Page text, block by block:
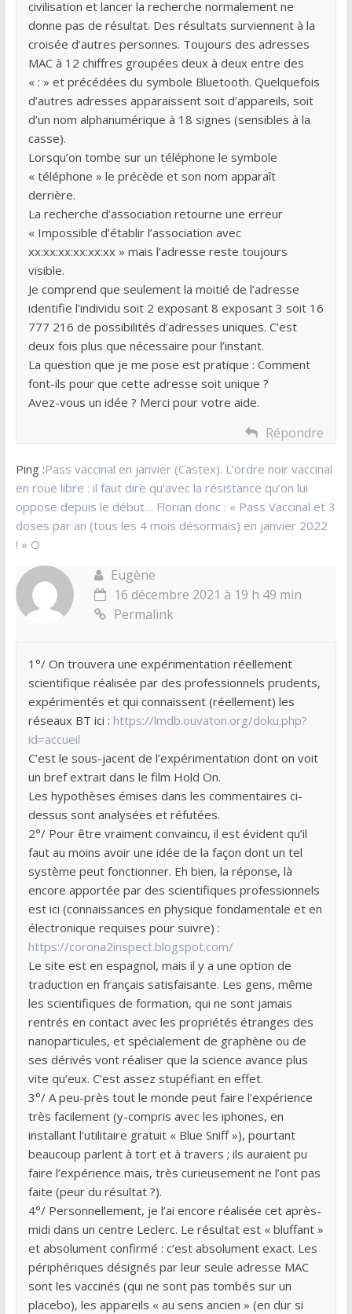
civilisation et lancer la recherche normalement ne
donne pas de résultat. Des résultats surviennent à la
croisée d’autres personnes. Toujours des adresses
MAC à 12 chiffres groupées deux à deux entre des
« : » et précédées du symbole Bluetooth. Quelquefois
d’autres adresses apparaissent soit d’appareils, soit
d’un nom alphanumérique à 18 signes (sensibles à la
casse).
Lorsqu’on tombe sur un téléphone le symbole
« téléphone » le précède et son nom apparaît
derrière.
La recherche d’association retourne une erreur
« Impossible d’établir l’association avec
xx:xx:xx:xx:xx:xx » mais l’adresse reste toujours
visible.
Je comprend que seulement la moitié de l’adresse
identifie l’individu soit 2 exposant 8 exposant 3 soit 16
777 216 de possibilités d’adresses uniques. C’est
deux fois plus que nécessaire pour l’instant.
La question que je me pose est pratique : Comment
font-ils pour que cette adresse soit unique ?
Avez-vous un idée ? Merci pour votre aide.
Répondre
Ping :Pass vaccinal en janvier (Castex). L’ordre noir vaccinal
en roue libre : il faut dire qu’avec la résistance qu’on lui
oppose depuis le début… Florian donc : « Pass Vaccinal et 3
doses par an (tous les 4 mois désormais) en janvier 2022
! » O
Eugène
16 décembre 2021 à 19 h 49 min
Permalink
1°/ On trouvera une expérimentation réellement
scientifique réalisée par des professionnels prudents,
expérimentés et qui connaissent (réellement) les
réseaux BT ici : https://lmdb.ouvaton.org/doku.php?
id=accueil
C’est le sous-jacent de l’expérimentation dont on voit
un bref extrait dans le film Hold On.
Les hypothèses émises dans les commentaires ci-
dessus sont analysées et réfutées.
2°/ Pour être vraiment convaincu, il est évident qu’il
faut au moins avoir une idée de la façon dont un tel
système peut fonctionner. Eh bien, la réponse, là
encore apportée par des scientifiques professionnels
est ici (connaissances en physique fondamentale et en
électronique requises pour suivre) :
https://corona2inspect.blogspot.com/
Le site est en espagnol, mais il y a une option de
traduction en français satisfaisante. Les gens, même
les scientifiques de formation, qui ne sont jamais
rentrés en contact avec les propriétés étranges des
nanoparticules, et spécialement de graphène ou de
ses dérivés vont réaliser que la science avance plus
vite qu’eux. C’est assez stupéfiant en effet.
3°/ A peu-près tout le monde peut faire l’expérience
très facilement (y-compris avec les iphones, en
installant l’utilitaire gratuit « Blue Sniff »), pourtant
beaucoup parlent à tort et à travers ; ils auraient pu
faire l’expérience mais, très curieusement ne l’ont pas
faite (peur du résultat ?).
4°/ Personnellement, je l’ai encore réalisée cet après-
midi dans un centre Leclerc. Le résultat est « bluffant »
et absolument confirmé : c’est absolument exact. Les
périphériques désignés par leur seule adresse MAC
sont les vaccinés (qui ne sont pas tombés sur un
placebo), les appareils « au sens ancien » (en dur si